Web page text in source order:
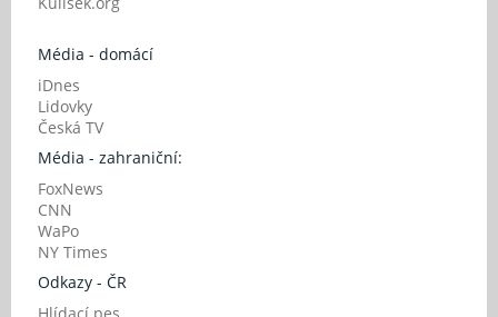
Média - domácí
iDnes
Lidovky
Česká TV
Média - zahraniční:
FoxNews
CNN
WaPo
NY Times
Odkazy - ČR